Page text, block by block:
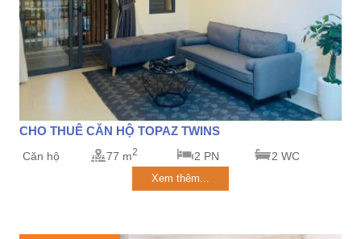
CHO THUÊ CĂN HỘ TOPAZ TWINS
Căn hộ 77 m2 2 PN 2 WC
Xem thêm...